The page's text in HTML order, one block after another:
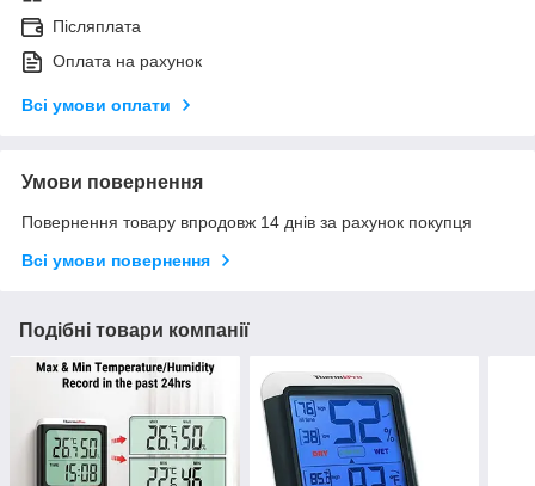
Післяплата
Оплата на рахунок
Всі умови оплати
Умови повернення
Повернення товару впродовж 14 днів за рахунок покупця
Всі умови повернення
Подібні товари компанії